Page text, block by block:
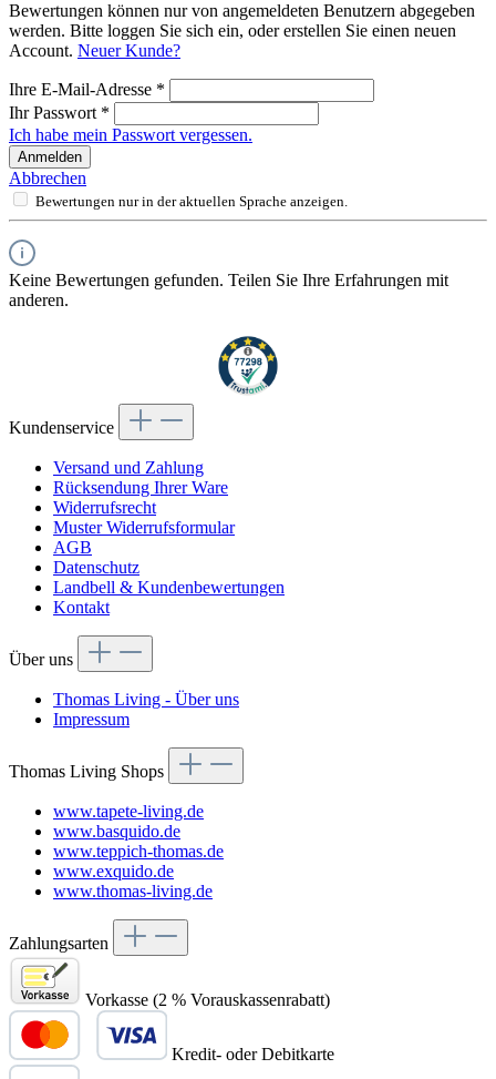
Bewertungen können nur von angemeldeten Benutzern abgegeben
werden. Bitte loggen Sie sich ein, oder erstellen Sie einen neuen
Account. Neuer Kunde?
Ihre E-Mail-Adresse *
Ihr Passwort *
Ich habe mein Passwort vergessen.
Anmelden
Abbrechen
Bewertungen nur in der aktuellen Sprache anzeigen.
Keine Bewertungen gefunden. Teilen Sie Ihre Erfahrungen mit
anderen.
Kundenservice
Versand und Zahlung
Rücksendung Ihrer Ware
Widerrufsrecht
Muster Widerrufsformular
AGB
Datenschutz
Landbell & Kundenbewertungen
Kontakt
Über uns
Thomas Living - Über uns
Impressum
Thomas Living Shops
www.tapete-living.de
www.basquido.de
www.teppich-thomas.de
www.exquido.de
www.thomas-living.de
Zahlungsarten
Vorkasse (2 % Vorauskassenrabatt)
Kredit- oder Debitkarte